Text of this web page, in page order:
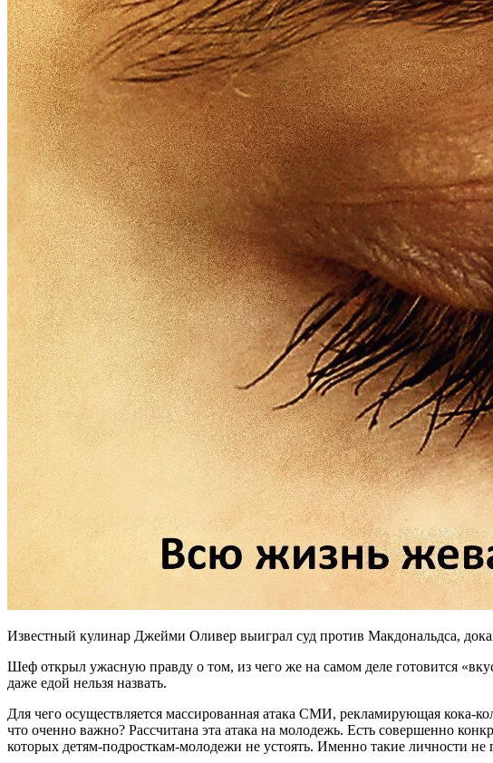
Известный кулинар Джейми Оливер выиграл суд против Макдональдса,
Шеф открыл ужасную правду о том, из чего же на самом деле готовится
даже едой нельзя назвать.
Для чего осуществляется массированная атака СМИ, рекламирующая кока-
что оченно важно? Рассчитана эта атака на молодежь. Есть совершенно
которых детям-подросткам-молодежи не устоять. Именно такие личности